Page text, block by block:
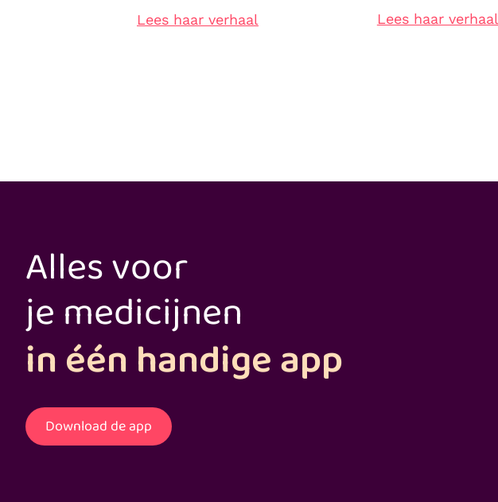
Lees haar verhaal
Lees haar verhaal
Alles voor
je medicijnen
in één handige app
Download de app